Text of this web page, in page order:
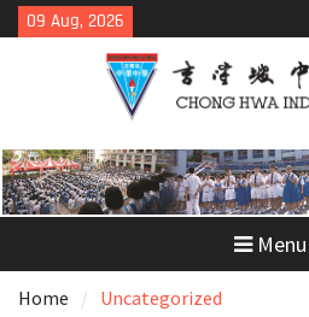
Skip
to
09 Aug, 2026
Menu
Home Uncategorized